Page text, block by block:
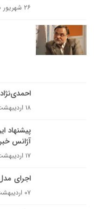
۲۶ شهریور ۱۴۰۰
۱۸ اردیبهشت ۱۳۹۲
آژانس
۱۷ اردیبهشت ۱۳۹۲
اجرای
۰۷ اردیبهشت ۱۳۹۲